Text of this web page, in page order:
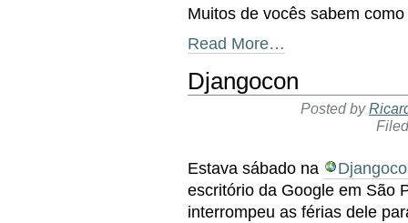
Muitos de vocês sabem
Read More…
Djangocon
Posted by
Estava sábado na
escritório da Google em São
interrompeu as férias dele